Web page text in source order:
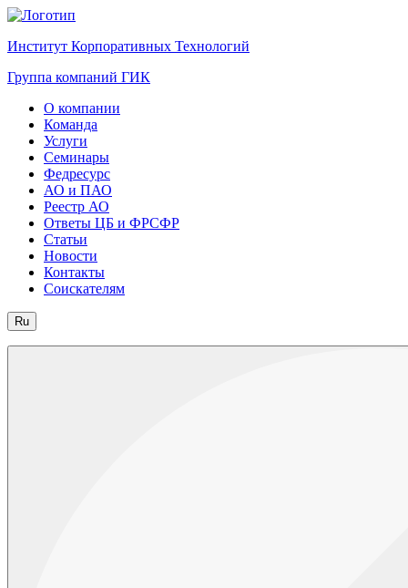
Институт Корпоративных Технологий
Группа компаний ГИК
О компании
Команда
Услуги
Семинары
Федресурс
АО и ПАО
Реестр АО
Ответы ЦБ и ФРСФР
Статьи
Новости
Контакты
Соискателям
Ru